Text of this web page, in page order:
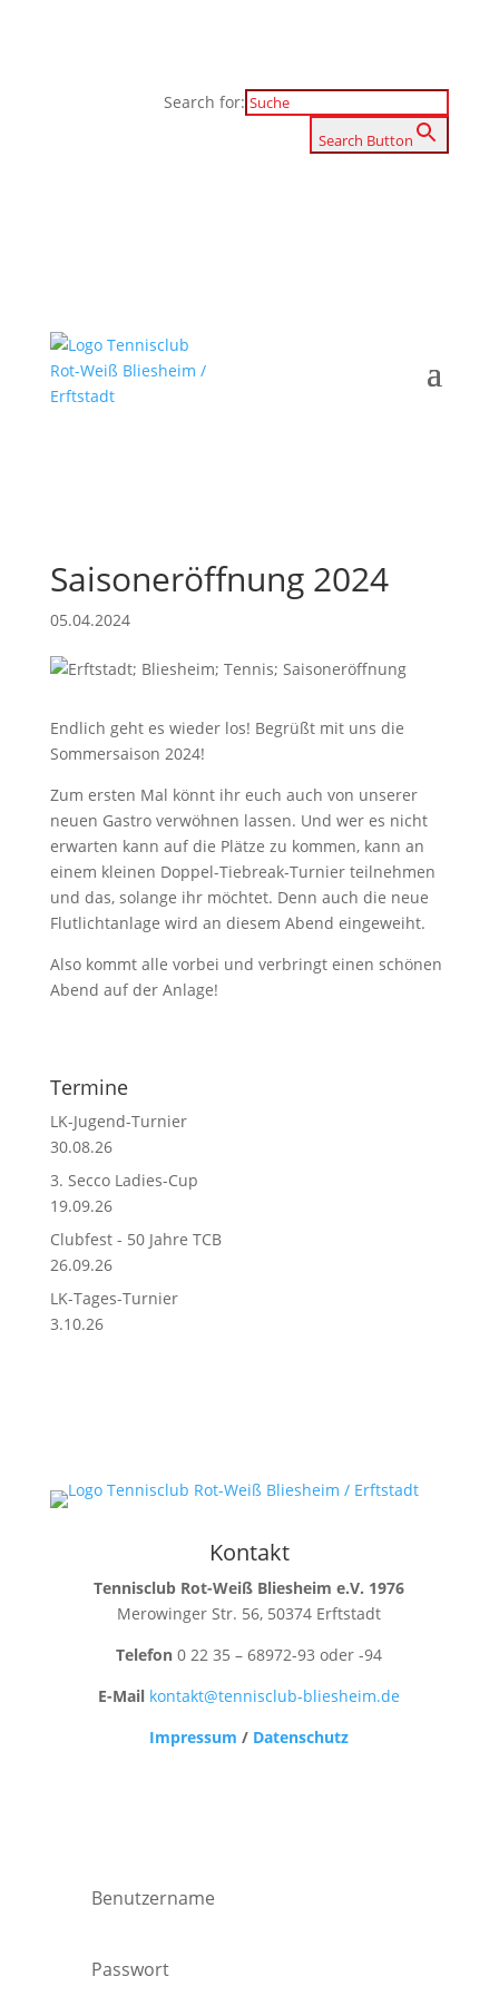
Search for:
Search Button
Saisoneröffnung 2024
05.04.2024
Endlich geht es wieder los! Begrüßt mit uns die
Sommersaison 2024!
Zum ersten Mal könnt ihr euch auch von unserer
neuen Gastro verwöhnen lassen. Und wer es nicht
erwarten kann auf die Plätze zu kommen, kann an
einem kleinen Doppel-Tiebreak-Turnier teilnehmen
und das, solange ihr möchtet. Denn auch die neue
Flutlichtanlage wird an diesem Abend eingeweiht.
Also kommt alle vorbei und verbringt einen schönen
Abend auf der Anlage!
Termine
LK-Jugend-Turnier
30.08.26
3. Secco Ladies-Cup
19.09.26
Clubfest - 50 Jahre TCB
26.09.26
LK-Tages-Turnier
3.10.26
Kontakt
Tennisclub Rot-Weiß Bliesheim e.V. 1976
Merowinger Str. 56, 50374 Erftstadt
Telefon0 22 35 – 68972-93 oder -94
E-Mail kontakt@tennisclub-bliesheim.de
Impressum / Datenschutz